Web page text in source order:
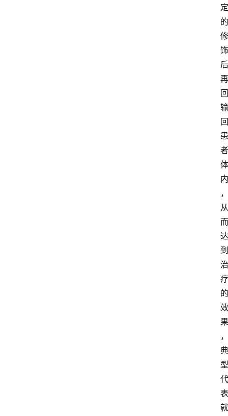
定
的
修
饰
后
再
回
输
回
患
者
体
内
，
从
而
达
到
治
疗
的
效
果
，
典
型
代
表
就